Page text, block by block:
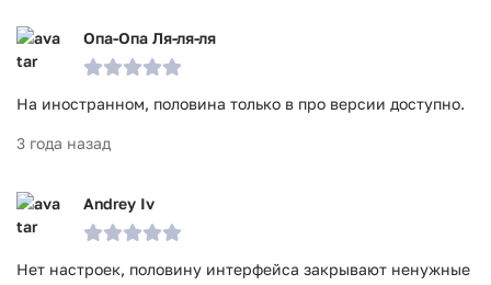
Опа-Опа Ля-ля-ля
На иностранном, половина только в про версии доступно.
3 года назад
Andrey Iv
Нет настроек, половину интерфейса закрывают ненужные